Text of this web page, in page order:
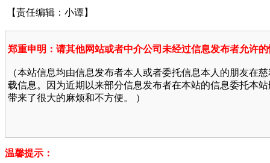
【责任编辑：小谭】
郑重申明：请其他网站或者中介公司未经过信息发布者允许
（本站信息均由信息发布者本人或者委托信息本人的朋友在
载信息。因为近期以来部分信息发布者在本站的信息委托本
带来了很大的麻烦和不方便。 ）
温馨提示：